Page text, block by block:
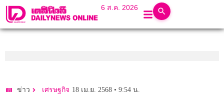
6 ส.ค. 2026
ข่าว เศรษฐกิจ 18 เม.ย. 2568 • 9:54 น.